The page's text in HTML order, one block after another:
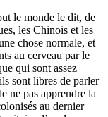
le monde le dit, de
les Chinois et les
chose normale, et
au cerveau par le
qui sont assez
sont libres de parler
ne pas apprendre la
au dernier